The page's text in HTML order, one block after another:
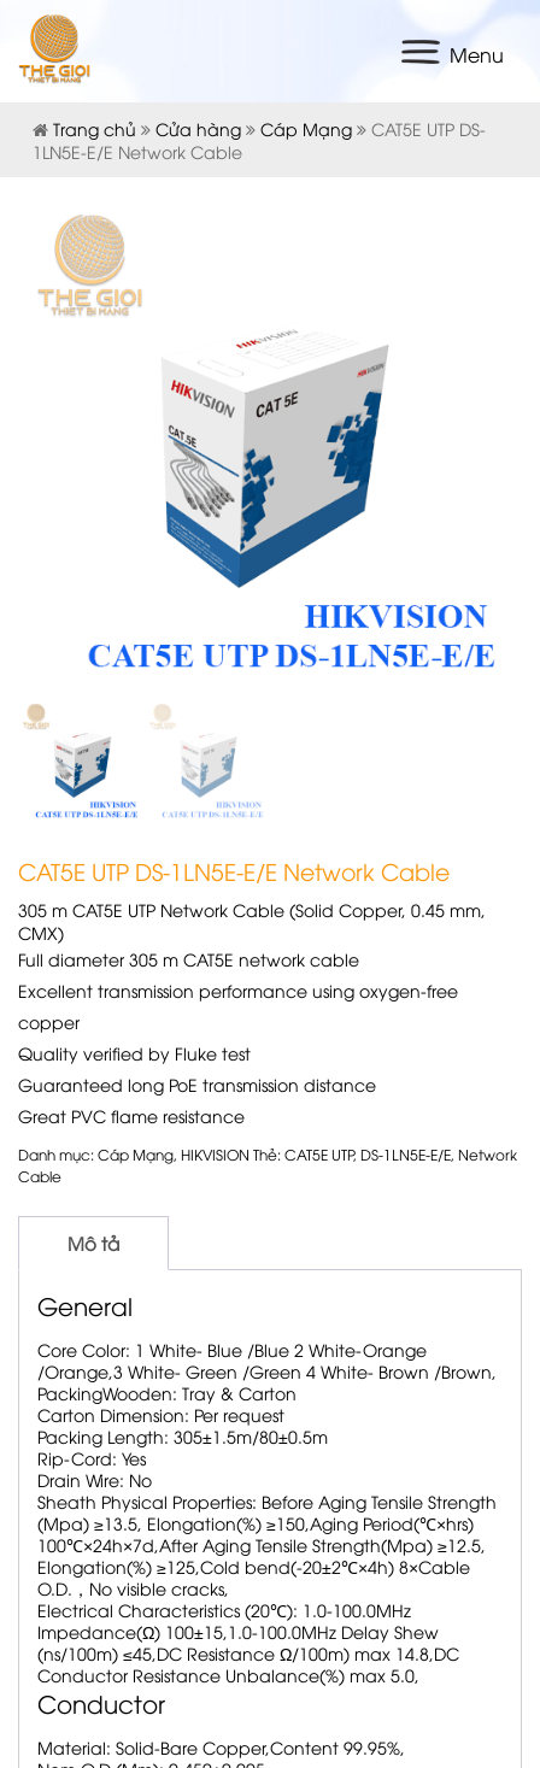
Menu
Trang chủ Cửa hàng Cáp Mạng
CAT5E UTP DS-
1LN5E-E/E Network Cable
CAT5E UTP DS-1LN5E-E/E Network Cable
305 m CAT5E UTP Network Cable (Solid Copper, 0.45 mm,
CMX)
Full diameter 305 m CAT5E network cable
Excellent transmission performance using oxygen-free
copper
Quality verified by Fluke test
Guaranteed long PoE transmission distance
Great PVC flame resistance
Danh mục:Cáp Mạng, HIKVISION Thẻ:CAT5E UTP, DS-1LN5E-E/E, Network
Cable
Mô tả
General
Core Color: 1 White- Blue /Blue 2 White-Orange
/Orange,3 White- Green /Green 4 White- Brown /Brown,
PackingWooden: Tray & Carton
Carton Dimension: Per request
Packing Length: 305±1.5m/80±0.5m
Rip-Cord: Yes
Drain Wire: No
Sheath Physical Properties: Before Aging Tensile Strength
(Mpa) ≥13.5, Elongation(%) ≥150,Aging Period(℃×hrs)
100℃×24h×7d,After Aging Tensile Strength(Mpa) ≥12.5,
Elongation(%) ≥125,Cold bend(-20±2℃×4h) 8×Cable
O.D.，No visible cracks,
Electrical Characteristics (20℃): 1.0-100.0MHz
Impedance(Ω) 100±15,1.0-100.0MHz Delay Shew
(ns/100m) ≤45,DC Resistance Ω/100m) max 14.8,DC
Conductor Resistance Unbalance(%) max 5.0,
Conductor
Material: Solid-Bare Copper,Content 99.95%,